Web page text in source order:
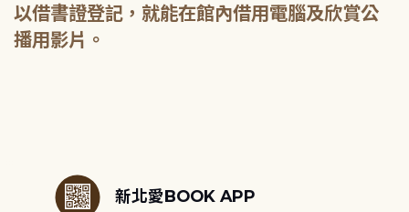
以借書證登記，就能在館內借用電腦及欣賞公
播用影片。
新北愛BOOK APP